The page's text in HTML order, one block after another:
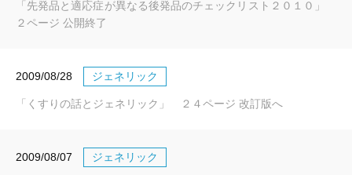
「先発品と適応症が異なる後発品のチェックリスト２０１０」
２ページ 公開終了
2009/08/28 ジェネリック
「くすりの話とジェネリック」 ２４ページ 改訂版へ
2009/08/07 ジェネリック